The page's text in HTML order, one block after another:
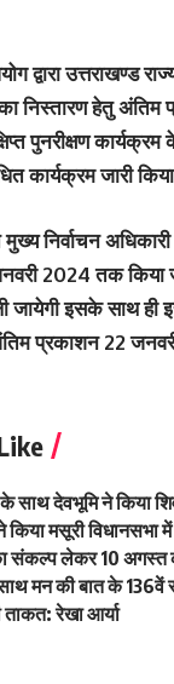
द्वारा उत्तराखण्ड
निस्तारण हेतु अंतिम
पुनरीक्षण
कार्यक्रम जारी
निर्वाचन अधिकारी
2024 तक
इसके साथ ही
प्रकाशन 22
के साथ देवभूमि ने किया
किया मसूरी विधानसभा
लेकर 10 अगस्त
मन की बात के
रेखा आर्या